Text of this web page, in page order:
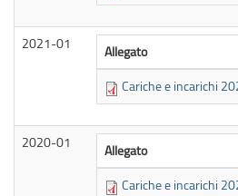
2021-01 Allegato
Cariche e incarichi
2020-01 Allegato
Cariche e incarichi